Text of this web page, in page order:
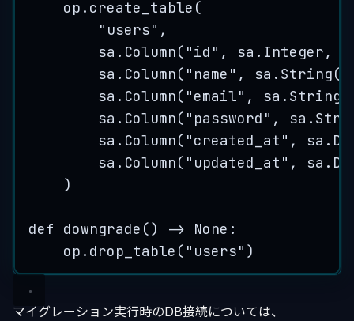
op. create_table (
" users" ,
sa. Column( "id " , sa.Integer ,
sa. Column( " name " , sa. String(
sa. Column( "email" , sa. String
sa. Column( " password " , sa.
sa. Column( "created_at " ,
sa. Column( " updated_at " ,
)
def downgrade () -> None :
op. drop_table ( " users" )
マイグレーション実行時のDB接続については、